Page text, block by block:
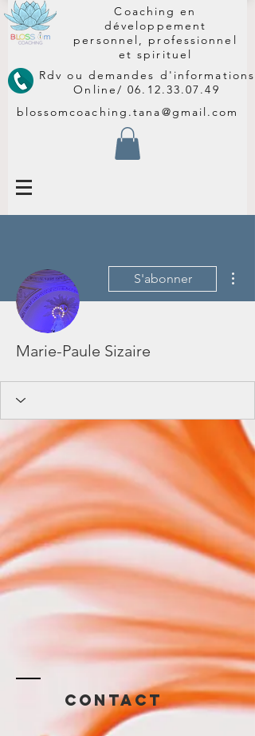
Coaching en
développement
personnel, professionnel
et spirituel
Online/06.12.33.07.49
Rdv ou demandes d'informations
blossomcoaching.tana@gmail.com
S'abonner
Marie-Paule Sizaire
Contact